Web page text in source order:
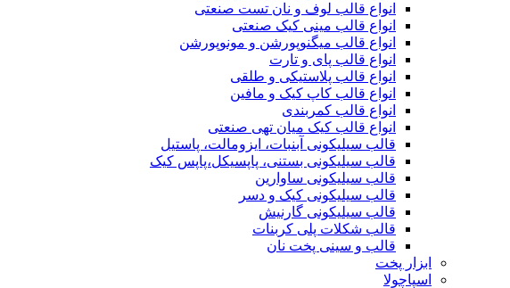
انواع قالب لوف و نان تست صنعتی
انواع قالب مینی کیک صنعتی
انواع قالب میگنوپورشن و مونوپورشن
انواع قالب پای و تارت
انواع قالب پلاستیکی و طلقی
انواع قالب کاپ کیک و مافین
انواع قالب کمربندی
انواع قالب کیک میان تهی صنعتی
قالب سیلیکونی آبنبات، ایزومالت، پاستیل
قالب سیلیکونی بستنی، پاپسیکل،پاپس کیک
قالب سیلیکونی ساوارین
قالب سیلیکونی کیک و دسر
قالب سیلیکونی گارنیش
قالب شکلات پلی کربنات
قالب و سینی پخت نان
ابزار پخت
اسپاچولا